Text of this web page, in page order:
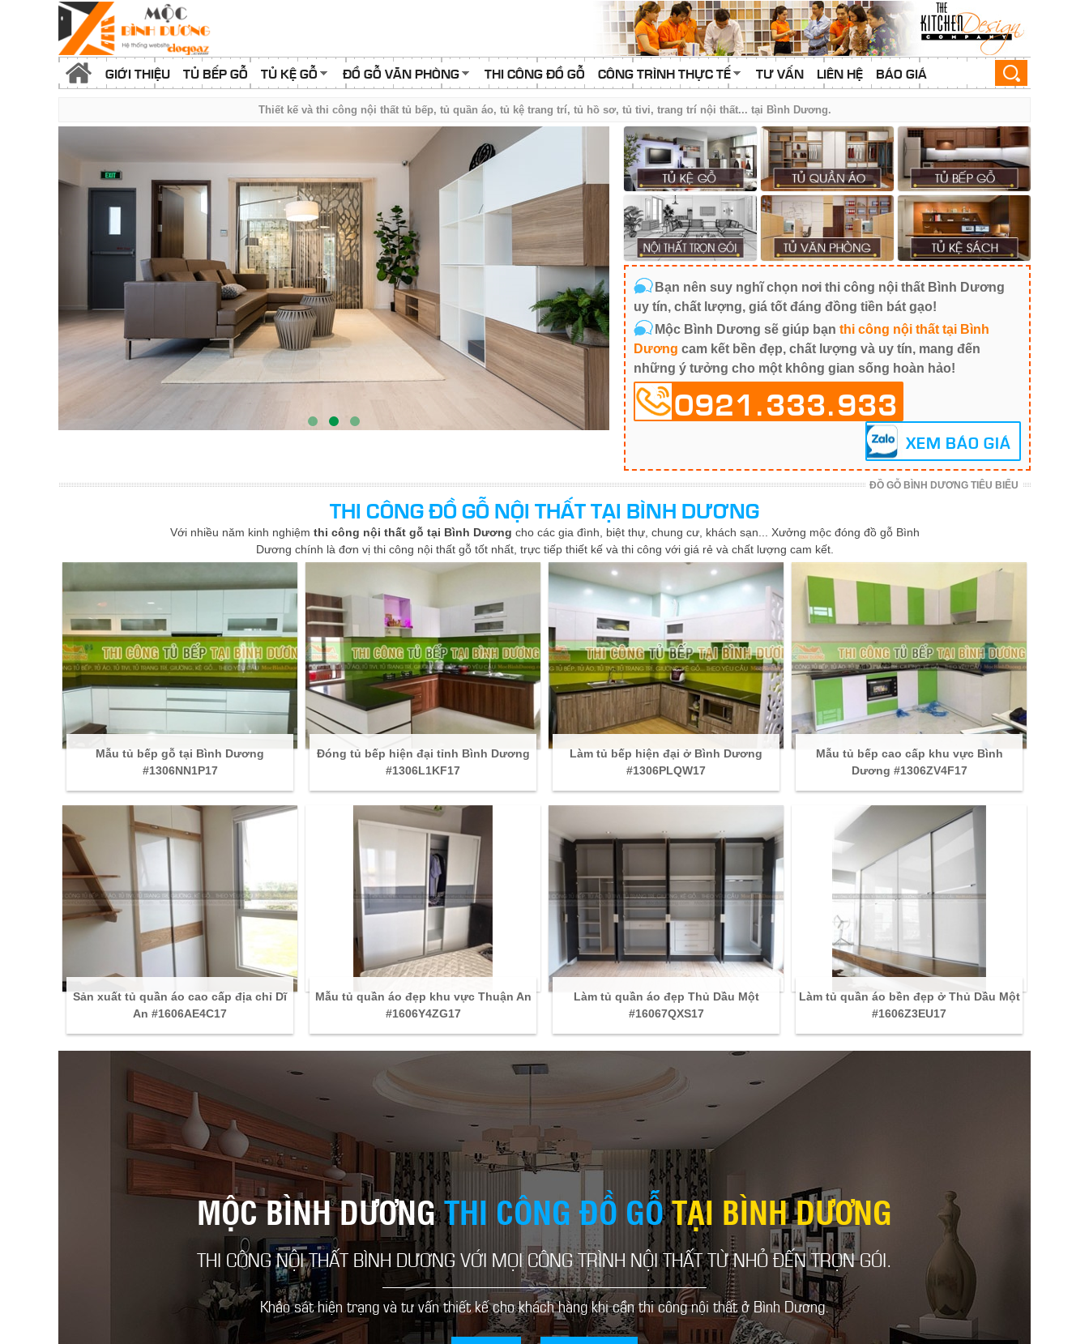
GIỚI THIỆU TỦ BẾP GỖ TỦ KỆ GỖ ĐỒ GỖ VĂN PHÒNG THI CÔNG ĐỒ GỖ CÔNG TRÌNH THỰC TẾ TƯ VẤN LIÊN HỆ BÁO GIÁ
Thiết kế và thi công nội thất tủ bếp, tủ quần áo, tủ kệ trang trí, tủ hồ sơ, tủ tivi, trang trí nội thất... tại Bình Dương.
Bạn nên suy nghĩ chọn nơi thi công nội thất Bình Dương
uy tín, chất lượng, giá tốt đáng đồng tiền bát gạo!
Mộc Bình Dương sẽ giúp bạn thi công nội thất tại Bình
Dương cam kết bền đẹp, chất lượng và uy tín, mang đến
những ý tưởng cho một không gian sống hoàn hảo!
0921.333.933
XEM BÁO GIÁ
ĐỒ GỖ BÌNH DƯƠNG TIÊU BIỂU
THI CÔNG ĐỒ GỖ NỘI THẤT TẠI BÌNH DƯƠNG
Với nhiều năm kinh nghiệm thi công nội thất gỗ tại Bình Dương cho các gia đình, biệt thự, chung cư, khách sạn... Xưởng mộc đóng đồ gỗ Bình
Dương chính là đơn vị thi công nội thất gỗ tốt nhất, trực tiếp thiết kế và thi công với giá rẻ và chất lượng cam kết.
Mẫu tủ bếp gỗ tại Bình Dương
#1306NN1P17
Đóng tủ bếp hiện đại tỉnh Bình Dương
#1306L1KF17
Làm tủ bếp hiện đại ở Bình Dương
#1306PLQW17
Mẫu tủ bếp cao cấp khu vực Bình
Dương #1306ZV4F17
Sản xuất tủ quần áo cao cấp địa chỉ Dĩ
An #1606AE4C17
Mẫu tủ quần áo đẹp khu vực Thuận An
#1606Y4ZG17
Làm tủ quần áo đẹp Thủ Dầu Một
#16067QXS17
Làm tủ quần áo bền đẹp ở Thủ Dầu Một
#1606Z3EU17
MỘC BÌNH DƯƠNGTHI CÔNG ĐỒ GỖTẠI BÌNH DƯƠNG
THI CÔNG NỘI THẤT BÌNH DƯƠNG VỚI MỌI CÔNG TRÌNH NỘI THẤT TỪ NHỎ ĐẾN TRỌN GÓI.
Khảo sát hiện trạng và tư vấn thiết kế cho khách hàng khi cần thi công nội thất ở Bình Dương.